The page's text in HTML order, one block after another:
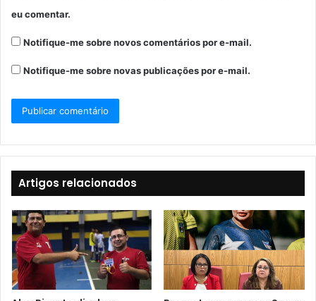
eu comentar.
Notifique-me sobre novos comentários por e-mail.
Notifique-me sobre novas publicações por e-mail.
Artigos relacionados